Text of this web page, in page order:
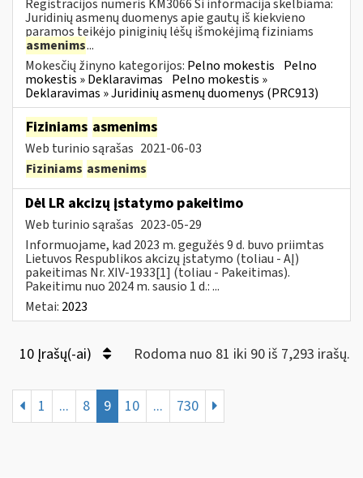
Registracijos numeris KM3066 Ši informacija skelbiama:
Juridinių asmenų duomenys apie gautų iš kiekvieno
paramos teikėjo piniginių lėšų išmokėjimą fiziniams
asmenims...
Mokesčių žinyno kategorijos: Pelno mokestis Pelno
mokestis » Deklaravimas Pelno mokestis »
Deklaravimas » Juridinių asmenų duomenys (PRC913)
Fiziniams asmenims
Web turinio sąrašas 2021-06-03
Fiziniams asmenims
Dėl LR akcizų įstatymo pakeitimo
Web turinio sąrašas 2023-05-29
Informuojame, kad 2023 m. gegužės 9 d. buvo priimtas
Lietuvos Respublikos akcizų įstatymo (toliau - AĮ)
pakeitimas Nr. XIV-1933[1] (toliau - Pakeitimas).
Pakeitimu nuo 2024 m. sausio 1 d.: ...
Metai: 2023
10 Įrašų(-ai) Rodoma nuo 81 iki 90 iš 7,293 irašų.
1 ... 8 9 10 ... 730